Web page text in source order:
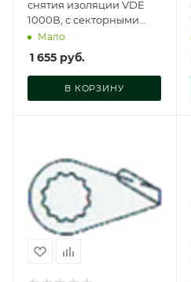
снятия изоляции VDE
1000В, с секторными
жилами, AKD-V003
Мало
1 655 руб.
В КОРЗИНУ